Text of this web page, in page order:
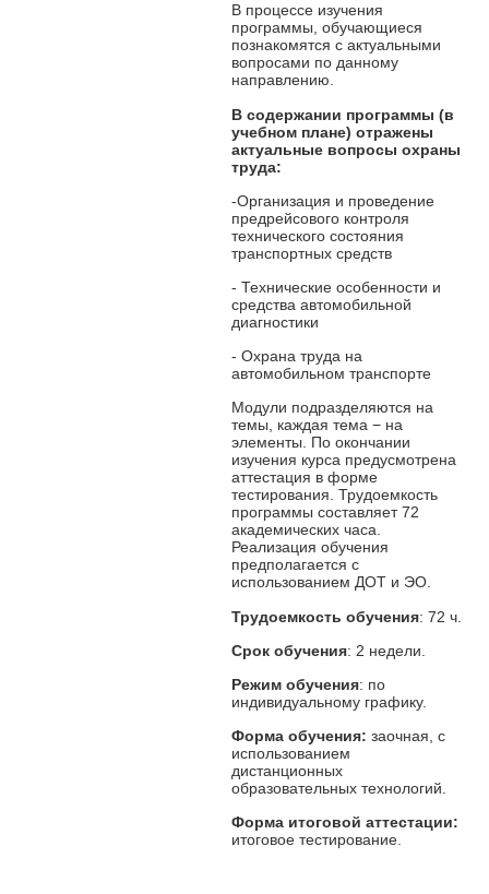
В процессе изучения
программы, обучающиеся
познакомятся с актуальными
вопросами по данному
направлению.
В содержании программы (в
учебном плане) отражены
актуальные вопросы охраны
труда:
-Организация и проведение
предрейсового контроля
технического состояния
транспортных средств
- Технические особенности и
средства автомобильной
диагностики
- Охрана труда на
автомобильном транспорте
Модули подразделяются на
темы, каждая тема − на
элементы. По окончании
изучения курса предусмотрена
аттестация в форме
тестирования. Трудоемкость
программы составляет 72
академических часа.
Реализация обучения
предполагается с
использованием ДОТ и ЭО.
Трудоемкость обучения: 72 ч.
Срок обучения: 2 недели.
Режим обучения: по
индивидуальному графику.
Форма обучения: заочная, с
использованием
дистанционных
образовательных технологий.
Форма итоговой аттестации:
итоговое тестирование.